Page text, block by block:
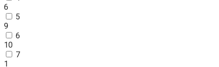
6
5
9
6
10
7
1